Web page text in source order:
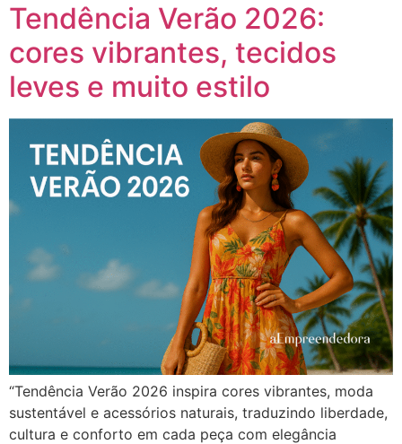
Tendência Verão 2026:
cores vibrantes, tecidos
leves e muito estilo
“Tendência Verão 2026 inspira cores vibrantes, moda
sustentável e acessórios naturais, traduzindo liberdade,
cultura e conforto em cada peça com elegância